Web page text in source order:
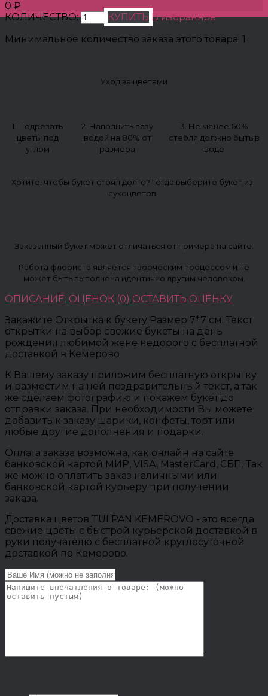
0 ₽
КОЛИЧЕСТВО:
КУПИТЬ В избранное
Минимальное количество заказа этого товара: 1
Уход за цветами
1. Подрезать
цветы под
углом
2. Наполнить вазу
водой на 80% от
размера
3. Не менее 60%
стебля должно быть в
воде
Хотите, чтобы букет стоял долго? Тогда выберите букет из
сухоцветов
Заказанный букет может отличаться от примера на сайте.
Работа флориста является творческим процессом и не
может быть выполнена идентично другим человеком.
ОПИСАНИЕ: ОЦЕНОК (0) ОСТАВИТЬ ОЦЕНКУ
Закажите Открытка к букету Размер 7*7 см. Текст
открытки на выбор свежие букеты на день
рождения любимой жене недорого с бесплатной
доставкой в Кемерово
К Вашему заказу приложим бесплатную открытку
и разместим на ней поздравительный текст, а так
же сделаем фотографию и покажем букет до
отправки заказа. При необходимости Вы можете
добавить к заказу шарики, конфеты, торт или
любые другие дополнения и подарки.
Оплата заказа возможна, как онлайн на сайте
банковской картой МИР, VISA, MasterCard, СБП. Так
же можно оплатить заказ наличными или
банковской картой курьеру при получении
заказа.
Доставка цветов TULPAN KEMEROVO - это всегда
свежие цветы с быстрой курьерской доставкой в
руки получателю с бесплатной круглосуточной
доставкой по Кемерово.